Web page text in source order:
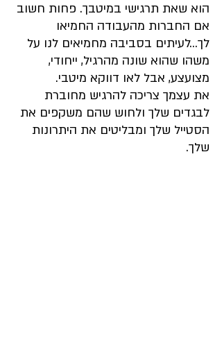
הוא שאת תרגישי במיטבך. פחות חשוב
אם החברות מהעבודה החמיאו
לך...לעיתים בסביבה מחמיאים לנו על
משהו שהוא שונה מהרגיל, ייחודי,
מצועצע, אבל לאו דווקא מיטבי.
את עצמך צריכה להרגיש מחוברת
לבגדים שלך ולחוש שהם משקפים את
הסטייל שלך ומבליטים את היתרונות
שלך.